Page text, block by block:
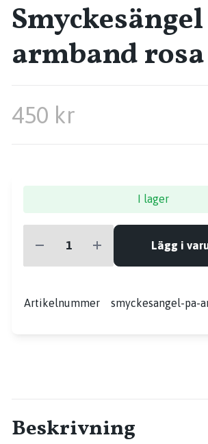
armband rosa
450 kr
I lager
Lägg i
Artikelnummer smyckesangel-pa-
Beskrivning